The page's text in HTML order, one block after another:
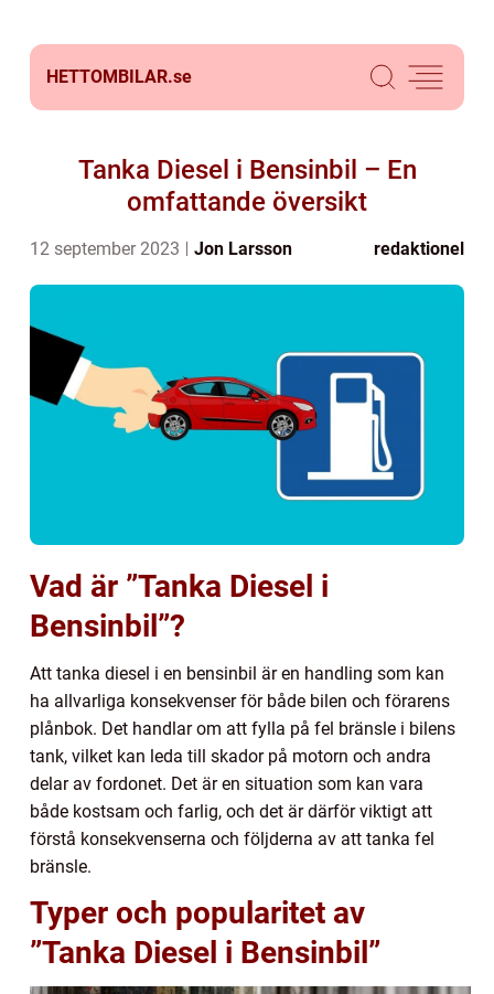
HETTOMBILAR.se
Tanka Diesel i Bensinbil – En
omfattande översikt
12 september 2023 Jon Larsson redaktionel
Vad är ”Tanka Diesel i
Bensinbil”?
Att tanka diesel i en bensinbil är en handling som kan
ha allvarliga konsekvenser för både bilen och förarens
plånbok. Det handlar om att fylla på fel bränsle i bilens
tank, vilket kan leda till skador på motorn och andra
delar av fordonet. Det är en situation som kan vara
både kostsam och farlig, och det är därför viktigt att
förstå konsekvenserna och följderna av att tanka fel
bränsle.
Typer och popularitet av
”Tanka Diesel i Bensinbil”